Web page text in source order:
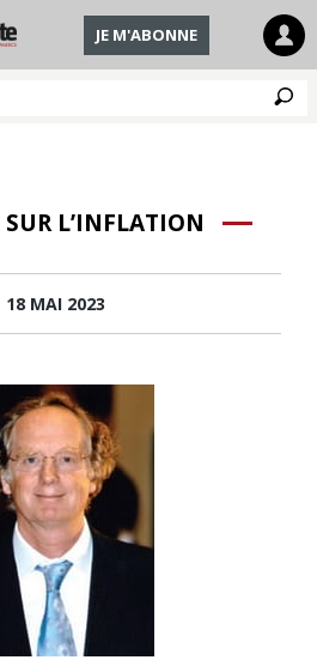
JE M'ABONNE
L’INFLATION
18 MAI 2023